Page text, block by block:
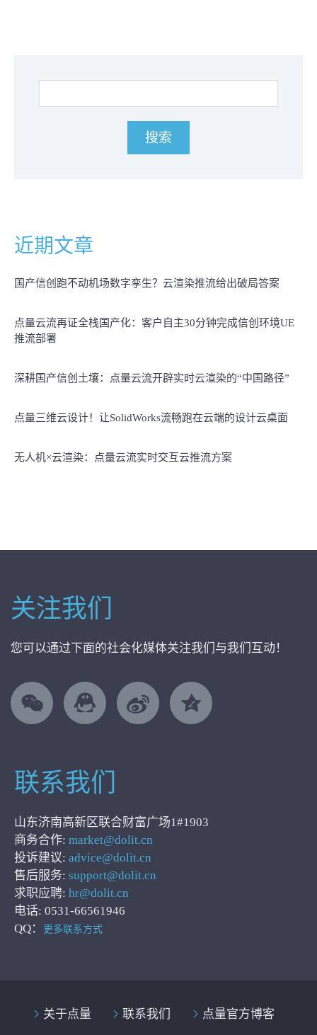
近期文章
国产信创跑不动机场数字孪生？云渲染推流给出破局答案
点量云流再证全栈国产化：客户自主30分钟完成信创环境UE
推流部署
深耕国产信创土壤：点量云流开辟实时云渲染的“中国路径”
点量三维云设计！让SolidWorks流畅跑在云端的设计云桌面
无人机×云渲染：点量云流实时交互云推流方案
关注我们
您可以通过下面的社会化媒体关注我们与我们互动！
联系我们
山东济南高新区联合财富广场1#1903
商务合作: market@dolit.cn
投诉建议: advice@dolit.cn
售后服务: support@dolit.cn
求职应聘: hr@dolit.cn
电话: 0531-66561946
QQ：
更多联系方式
关于点量 联系我们 点量官方博客